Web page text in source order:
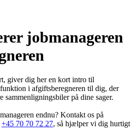
jobmanageren
giver dig her en kort intro til
i afgiftsberegneren til dig, der
sammenligningsbiler på dine sager.
endnu? Kontakt os på
+45 70 70 72 27, så hjælper vi dig hurtigt